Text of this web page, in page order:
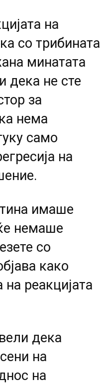
на
со трибината
минатата
дека не сте
за
нема
само
на
имаше
немаше
со
како
на реакцијата
дека
на
на